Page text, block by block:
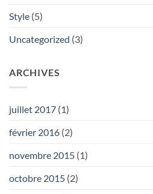
Style (5)
Uncategorized (3)
ARCHIVES
juillet 2017 (1)
février 2016 (2)
novembre 2015 (1)
octobre 2015 (2)